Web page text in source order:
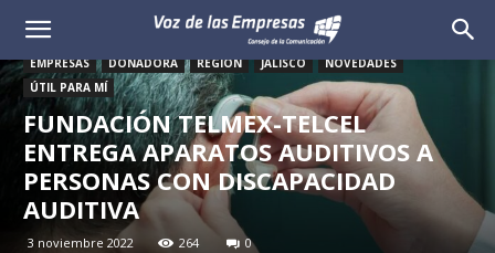
Voz
de
Empresas
EMPRESAS DONADORA REGIÓN JALISCO
NOVEDADES
ÚTIL PARA MÍ
FUNDACIÓN TELMEX-TELCEL
ENTREGA APARATOS AUDITIVOS A
PERSONAS CON DISCAPACIDAD
AUDITIVA
3 noviembre 2022 264 0